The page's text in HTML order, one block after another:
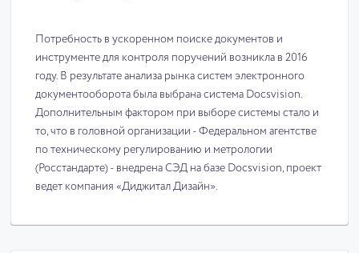
Потребность в ускоренном поиске документов и
инструменте для контроля поручений возникла в 2016
году. В результате анализа рынка систем электронного
документооборота была выбрана система Docsvision.
Дополнительным фактором при выборе системы стало и
то, что в головной организации - Федеральном агентстве
по техническому регулированию и метрологии
(Росстандарте) - внедрена СЭД на базе Docsvision, проект
ведет компания «Диджитал Дизайн».